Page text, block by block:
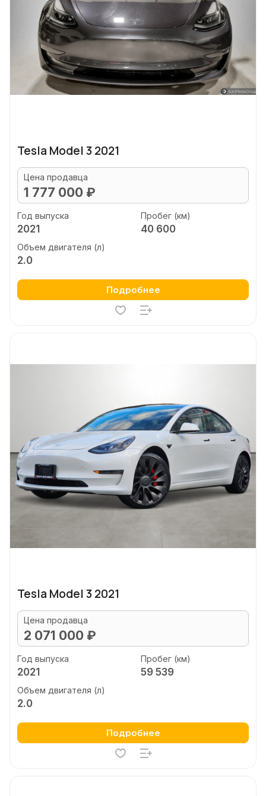
Tesla Model 3 2021
Цена продавца
1 777 000 ₽
Год выпуска
2021
Пробег (км)
40 600
Объем двигателя (л)
2.0
Подробнее
Tesla Model 3 2021
Цена продавца
2 071 000 ₽
Год выпуска
2021
Пробег (км)
59 539
Объем двигателя (л)
2.0
Подробнее